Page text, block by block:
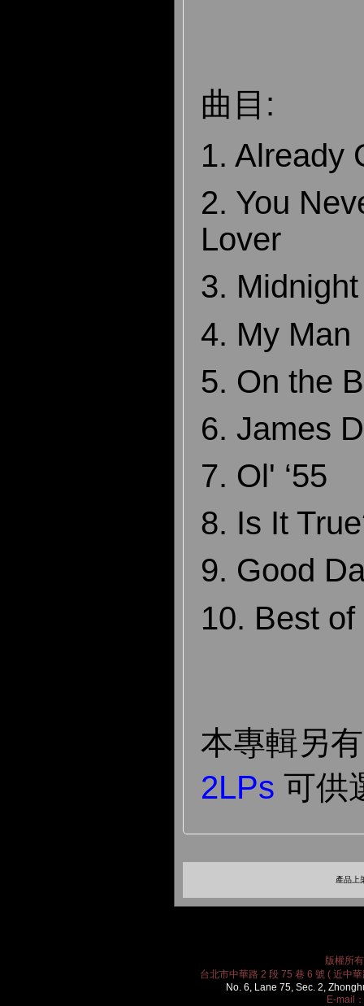
曲目:
1. Already
2. You
Lover
3.
4. My Man
5. On the
6. James
7. Ol' ‘55
8. Is It
9. Good
10. Best
本專輯另
2LPs 可供
產品上
版權所
台北市中華路 2 段 75 巷 6 號 ( 近中
No. 6, Lane 75, Sec. 2,
E-mail：